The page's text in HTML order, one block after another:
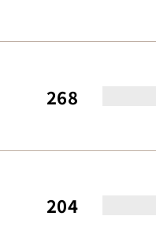
268
204